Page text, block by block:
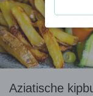
Aziatische